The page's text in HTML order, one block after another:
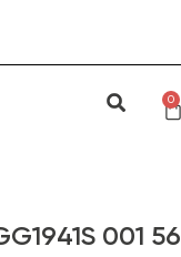
0
001 56